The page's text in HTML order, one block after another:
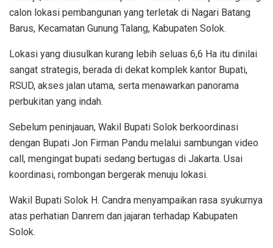
calon lokasi pembangunan yang terletak di Nagari Batang
Barus, Kecamatan Gunung Talang, Kabupaten Solok.
Lokasi yang diusulkan kurang lebih seluas 6,6 Ha itu dinilai
sangat strategis, berada di dekat komplek kantor Bupati,
RSUD, akses jalan utama, serta menawarkan panorama
perbukitan yang indah.
Sebelum peninjauan, Wakil Bupati Solok berkoordinasi
dengan Bupati Jon Firman Pandu melalui sambungan video
call, mengingat bupati sedang bertugas di Jakarta. Usai
koordinasi, rombongan bergerak menuju lokasi.
Wakil Bupati Solok H. Candra menyampaikan rasa syukurnya
atas perhatian Danrem dan jajaran terhadap Kabupaten
Solok.